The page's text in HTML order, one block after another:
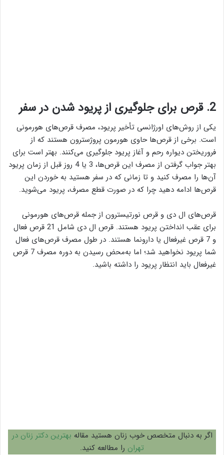
2. قرص برای جلوگیری از پریود شدن در سفر
یکی از روش‌های اورژانسی تأخیر پریود، مصرف قرص‌های هورمونی
است. برخی از قرص‌ها حاوی هورمون پروژسترون هستند که از
فروریختن دیواره رحم و آغاز پریود جلوگیری می‌کنند. بهتر است برای
بهتر جواب گرفتن از مصرف این قرص‌ها، 3 یا 4 روز قبل از زمان پریود
آن‌ها را مصرف کنید و تا زمانی که در سفر هستید به خوردن این
قرص‌ها ادامه دهید چرا که در صورت قطع مصرف، پریود می‌شوید.
قرص‌های ال دی و قرص نورتیسترون از جمله قرص‌های هورمونی
برای عقب انداختن پریود هستند. قرص ال دی شامل 21 قرص فعال
و 7 قرص غیرفعال یا دارونما هستند. در طول مصرف قرص‌های فعال
شما پریود نخواهید شد؛ اما به‌محض رسیدن به دوره مصرف 7 قرص
غیرفعال باید انتظار پریود را داشته باشید.
اگر به دنبال متخصص خوب زنان هستید مقاله بهترین دکتر زنان در
تهران را مطالعه کنید.